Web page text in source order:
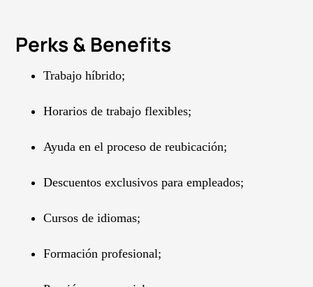
Perks & Benefits
Trabajo híbrido;
Horarios de trabajo flexibles;
Ayuda en el proceso de reubicación;
Descuentos exclusivos para empleados;
Cursos de idiomas;
Formación profesional;